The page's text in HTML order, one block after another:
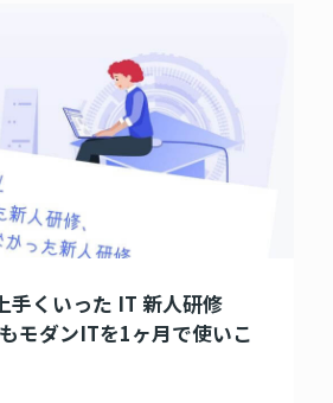
手くいった IT 新人研修
モダンITを1ヶ月で使いこ